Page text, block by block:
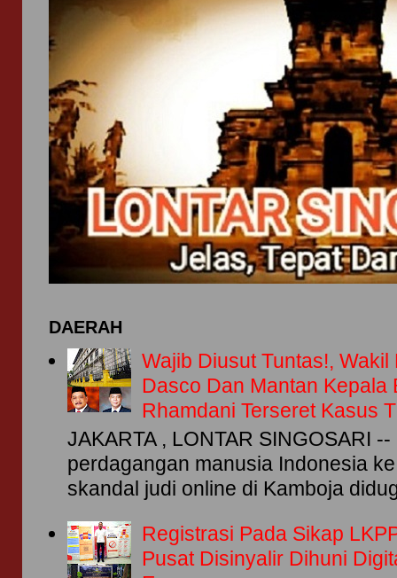
DAERAH
Wajib Diusut Tuntas!,
Dasco Dan Mantan Kepala
Rhamdani Terseret Kasus
JAKARTA , LONTAR SINGOSARI
perdagangan manusia Indonesia
skandal judi online di Kamboja
Registrasi Pada Sikap
Pusat Disinyalir Dihuni